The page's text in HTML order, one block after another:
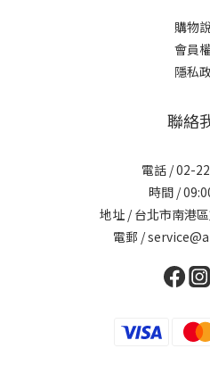
購物
會員
隱私
聯絡
電話 / 02-
時間 /
地址 / 台北市南港
電郵 /